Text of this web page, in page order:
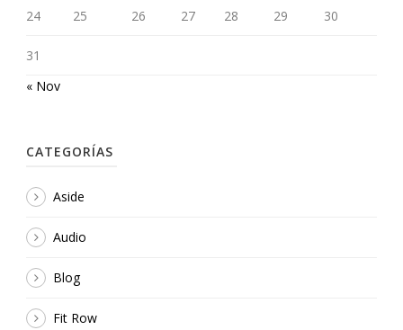
24 25 26 27 28 29 30
31
« Nov
CATEGORÍAS
Aside
Audio
Blog
Fit Row